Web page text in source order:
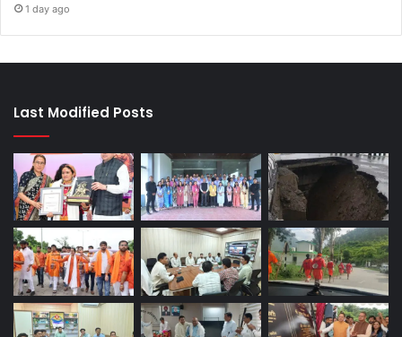
1 day ago
Last Modified Posts